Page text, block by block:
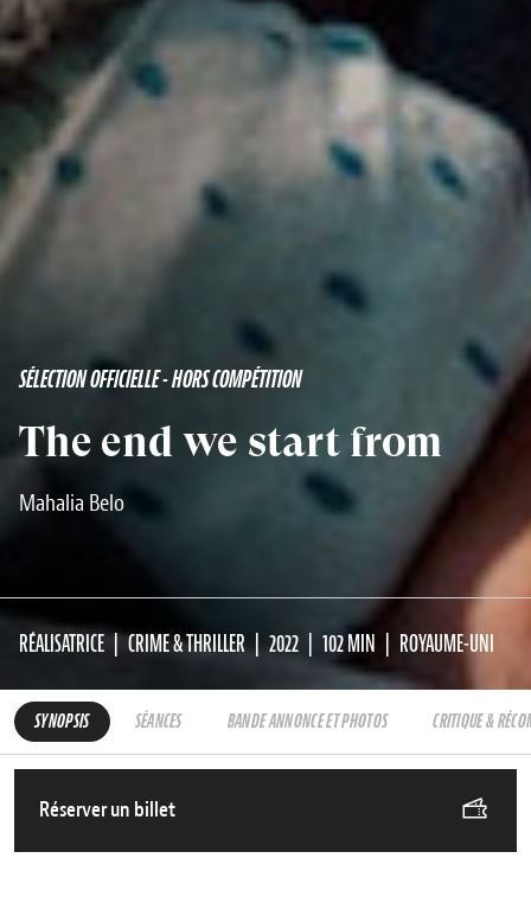
SÉLECTION OFFICIELLE - HORS COMPÉTITION
The end we start from
Mahalia Belo
RÉALISATRICE CRIME & THRILLER 2022 102 MIN ROYAUME-UNI
SYNOPSIS SÉANCES BANDE ANNONCE ET PHOTOS CRITIQUE &
Réserver un billet